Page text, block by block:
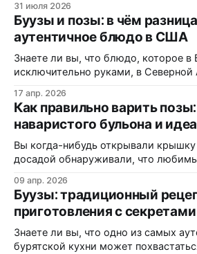
вкус. Полки магазинов забиты
пищей: полуфабрикатами, лапшой
приготовления, «домашними»
пол-этикетки. А ведь есть блюдо, которому не нужны
консерванты, потому
31 июля 2026
Буузы и позы: в чём
аутентичное блюдо в США
Знаете ли вы, что блюдо, которое в
исключительно руками, в Северной
материале вы узнаете, почему одни
«буузы», а другие — «позы», как
рецепт под западные реалии, и где
Монтаны можно заказать свежую
17 апр. 2026
Как правильно варить
наваристого бульона и
Вы когда-нибудь открывали
досадой обнаруживали, что
пирожок, а внутри — сухо и
кулинарных форумов показывает:
сталкиваются с этими проблемами
знакомстве с бурятской кухней. В этой статье вы
узнаете:
09 апр. 2026
Буузы: традиционный
приготовления с
Знаете ли вы, что одно из самых
бурятской кухни может